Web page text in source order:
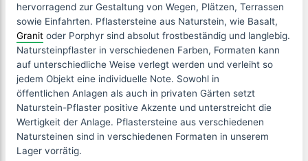
hervorragend zur Gestaltung von Wegen, Plätzen, Terrassen
sowie Einfahrten. Pflastersteine aus Naturstein, wie Basalt,
Granit oder Porphyr sind absolut frostbeständig und langlebig.
Natursteinpflaster in verschiedenen Farben, Formaten kann
auf unterschiedliche Weise verlegt werden und verleiht so
jedem Objekt eine individuelle Note. Sowohl in
öffentlichen Anlagen als auch in privaten Gärten setzt
Naturstein-Pflaster positive Akzente und unterstreicht die
Wertigkeit der Anlage. Pflastersteine aus verschiedenen
Natursteinen sind in verschiedenen Formaten in unserem
Lager vorrätig.